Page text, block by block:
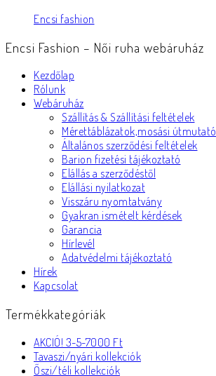
Encsi fashion
Encsi Fashion – Női ruha webáruház
Kezdőlap
Rólunk
Webáruház
Szállítás & Szállítási feltételek
Mérettáblázatok,mosási útmutató
Általános szerződési feltételek
Barion fizetési tájékoztató
Elállás a szerződéstől
Elállási nyilatkozat
Visszáru nyomtatvány
Gyakran ismételt kérdések
Garancia
Hírlevél
Adatvédelmi tájékoztató
Hírek
Kapcsolat
Termékkategóriák
AKCIÓ! 3-5-7000 Ft
Tavaszi/nyári kollekciók
Őszi/téli kollekciók